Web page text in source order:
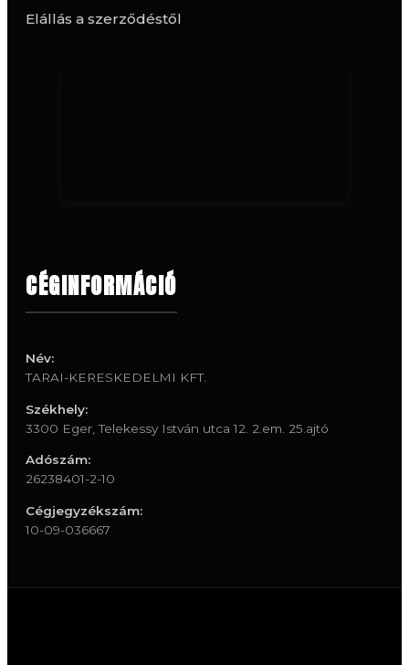
Elállás a szerződéstől
CÉGINFORMÁCIÓ
Név:
TARAI-KERESKEDELMI KFT.
Székhely:
3300 Eger, Telekessy István utca 12. 2.em. 25.ajtó
Adószám:
26238401-2-10
Cégjegyzékszám:
10-09-036667